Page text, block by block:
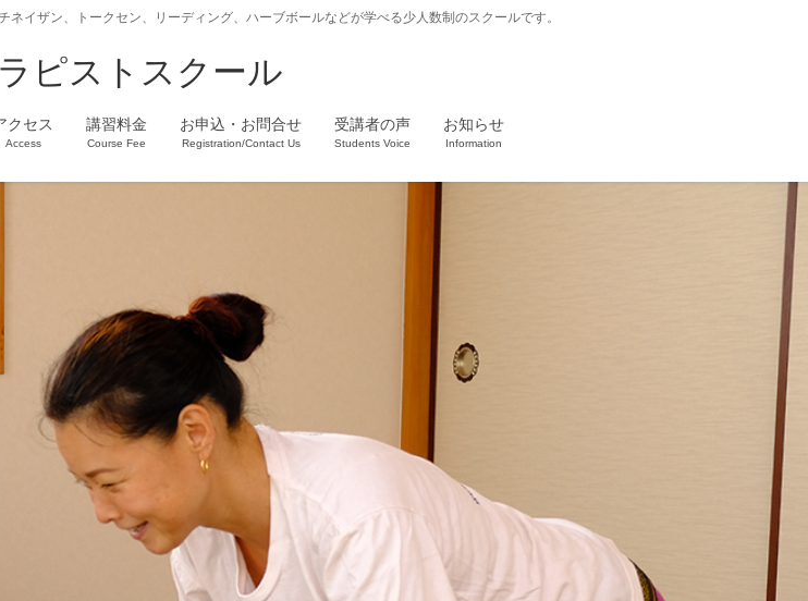
イザン、トークセン、リーディング、ハーブボールなどが学べる少人数制のスクールです。
ピストスクール
クセス
Access
講習料金
Course Fee
お申込・お問合せ
Registration/Contact Us
受講者の声
Students Voice
お知らせ
Information